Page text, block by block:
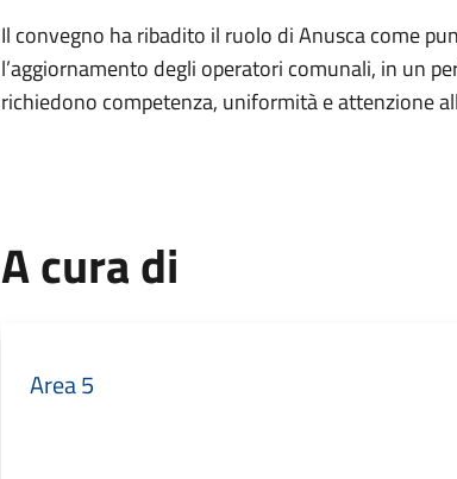
Il convegno ha ribadito il ruolo di Anusca come
l’aggiornamento degli operatori comunali, in un
richiedono competenza, uniformità e attenzione
A cura di
Area 5